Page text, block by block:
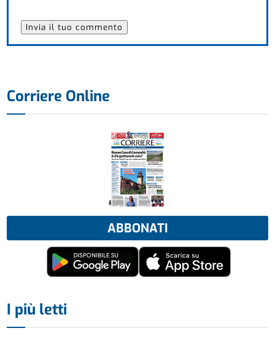
Corriere Online
ABBONATI
I più letti